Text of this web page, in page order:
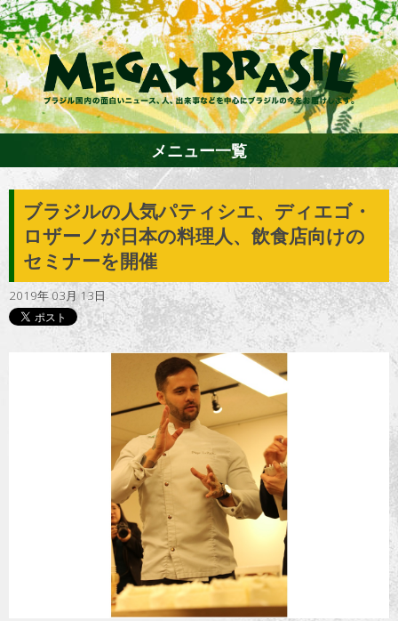
ホーム
ファション
エンターテイメント
グルメ
トラベル
サッカー
PEOPLE
ビジネス
コラム
メニュー一覧
ブラジルの人気パティシエ、ディエゴ・
ロザーノが日本の料理人、飲食店向けの
セミナーを開催
2019年 03月 13日